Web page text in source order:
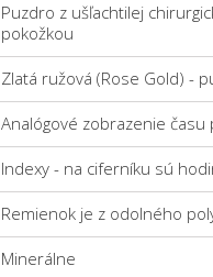
Puzdro z ušľachtilej
pokožkou
Zlatá ružová (Rose Gold) -
Analógové zobrazenie
Indexy - na ciferníku sú
Remienok je z odolného
Minerálne